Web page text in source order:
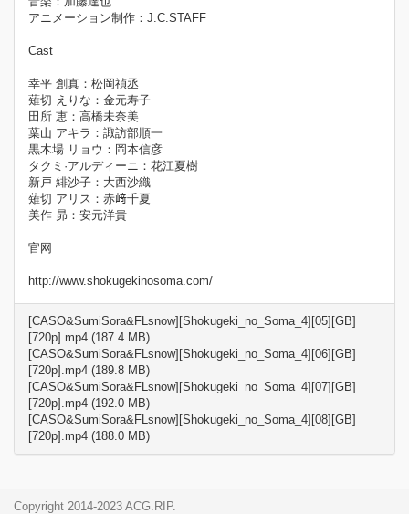
アニメーション制作：J.C.STAFF
Cast
幸平 創真：松岡禎丞
薙切 えりな：金元寿子
田所 恵：高橋未奈美
葉山 アキラ：諏訪部順一
黒木場 リョウ：岡本信彦
タクミ·アルディーニ：花江夏樹
新戸 緋沙子：大西沙織
薙切 アリス：赤﨑千夏
美作 昴：安元洋貴
官网
http://www.shokugekinosoma.com/
[CASO&SumiSora&FLsnow][Shokugeki_no_Soma_4][05][GB]
[720p].mp4 (187.4 MB)
[CASO&SumiSora&FLsnow][Shokugeki_no_Soma_4][06][GB]
[720p].mp4 (189.8 MB)
[CASO&SumiSora&FLsnow][Shokugeki_no_Soma_4][07][GB]
[720p].mp4 (192.0 MB)
[CASO&SumiSora&FLsnow][Shokugeki_no_Soma_4][08][GB]
[720p].mp4 (188.0 MB)
Copyright 2014-2023 ACG.RIP.